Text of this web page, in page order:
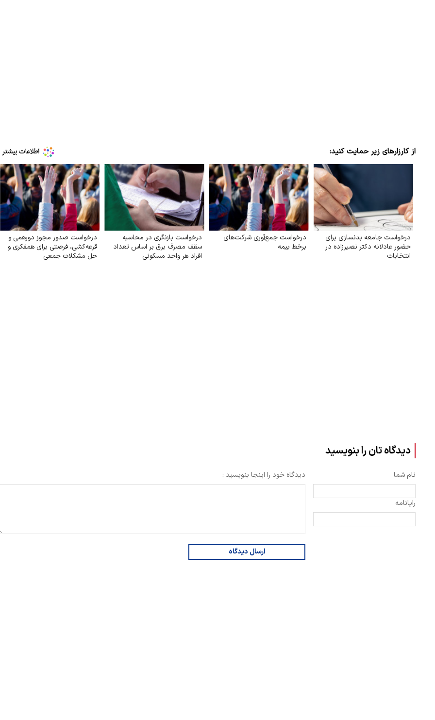
از کارزارهای زیر حمایت کنید:
درخواست جامعه بدنسازی برای
حضور عادلانه دکتر نصیرزاده در
انتخابات
درخواست جمع‌آوری شرکت‌های
برخط بیمه
درخواست بازنگری در محاسبه
سقف مصرف برق بر اساس تعداد
افراد هر واحد مسکونی
درخواست صدور مجوز دورهمی و
قرعه‌کشی، فرصتی برای همفکری و
حل مشکلات جمعی
دیدگاه تان را بنویسید
نام شما
رایانامه
دیدگاه خود را اینجا بنویسید :
ارسال دیدگاه